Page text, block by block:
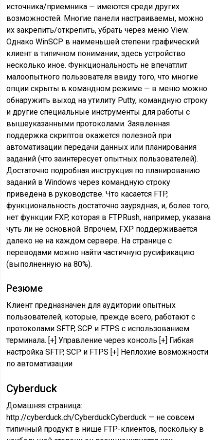
источника/приемника — имеются среди других
возможностей. Многие панели настраиваемы, можно
их закрепить/открепить, убрать через меню View.
Однако WinSCP в наименьшей степени графический
клиент в типичном понимании, здесь устройство
несколько иное. Функциональность не впечатлит
малоопытного пользователя ввиду того, что многие
опции скрыты в командном режиме — в меню можно
обнаружить выход на утилиту Putty, командную строку
и другие специальные инструменты для работы с
вышеуказанными протоколами. Заявленная
поддержка скриптов окажется полезной при
автоматизации передачи данных или планирования
заданий (что заинтересует опытных пользователей).
Достаточно подробная инструкция по планированию
заданий в Windows через командную строку
приведена в руководстве. Что касается FTP,
функциональность достаточно заурядная, и, более того,
нет функции FXP, которая в FTPRush, например, указана
чуть ли не основной. Впрочем, FXP поддерживается
далеко не на каждом сервере. На странице с
переводами можно найти частичную русификацию
(выполненную на 80%).
Резюме
Клиент предназначен для аудитории опытных
пользователей, которые, прежде всего, работают с
протоколами SFTP, SCP и FTPS с использованием
терминала. [+] Управление через консоль [+] Гибкая
настройка SFTP, SCP и FTPS [+] Неплохие возможности
по автоматизации
Cyberduck
Домашняя страница:
http://cyberduck.ch/CyberduckCyberduck — не совсем
типичный продукт в нише FTP-клиентов, поскольку в